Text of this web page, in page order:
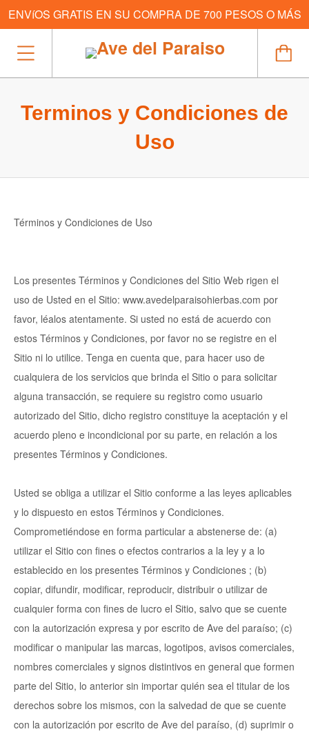
ENVíOS GRATIS EN SU COMPRA DE 700 PESOS O MÁS
Terminos y Condiciones de
Uso
Términos y Condiciones de Uso
Los presentes Términos y Condiciones del Sitio Web rigen el
uso de Usted en el Sitio: www.avedelparaisohierbas.com por
favor, léalos atentamente. Si usted no está de acuerdo con
estos Términos y Condiciones, por favor no se registre en el
Sitio ni lo utilice. Tenga en cuenta que, para hacer uso de
cualquiera de los servicios que brinda el Sitio o para solicitar
alguna transacción, se requiere su registro como usuario
autorizado del Sitio, dicho registro constituye la aceptación y el
acuerdo pleno e incondicional por su parte, en relación a los
presentes Términos y Condiciones.
Usted se obliga a utilizar el Sitio conforme a las leyes aplicables
y lo dispuesto en estos Términos y Condiciones.
Comprometiéndose en forma particular a abstenerse de: (a)
utilizar el Sitio con fines o efectos contrarios a la ley y a lo
establecido en los presentes Términos y Condiciones ; (b)
copiar, difundir, modificar, reproducir, distribuir o utilizar de
cualquier forma con fines de lucro el Sitio, salvo que se cuente
con la autorización expresa y por escrito de Ave del paraíso; (c)
modificar o manipular las marcas, logotipos, avisos comerciales,
nombres comerciales y signos distintivos en general que formen
parte del Sitio, lo anterior sin importar quién sea el titular de los
derechos sobre los mismos, con la salvedad de que se cuente
con la autorización por escrito de Ave del paraíso, (d) suprimir o